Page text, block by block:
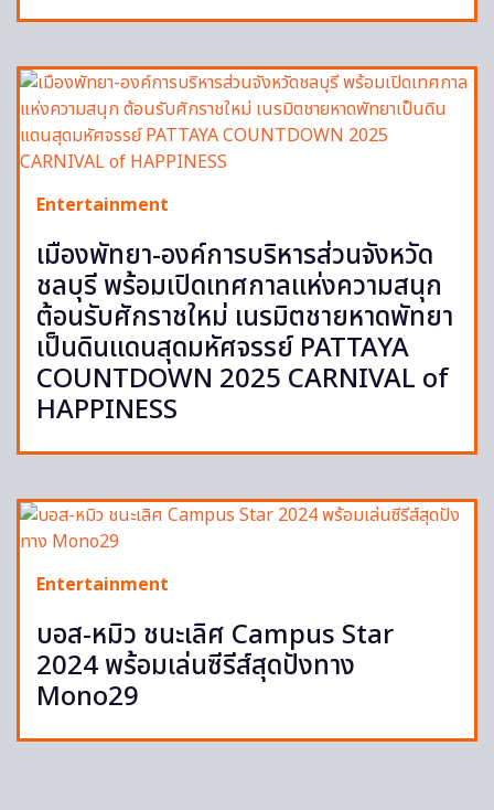
Entertainment
เมืองพัทยา-องค์การบริหารส่วนจังหวัด
ชลบุรี พร้อมเปิดเทศกาลแห่งความสนุก
ต้อนรับศักราชใหม่ เนรมิตชายหาดพัทยา
เป็นดินแดนสุดมหัศจรรย์ PATTAYA
COUNTDOWN 2025 CARNIVAL of
HAPPINESS
Entertainment
บอส-หมิว ชนะเลิศ Campus Star
2024 พร้อมเล่นซีรีส์สุดปังทาง
Mono29